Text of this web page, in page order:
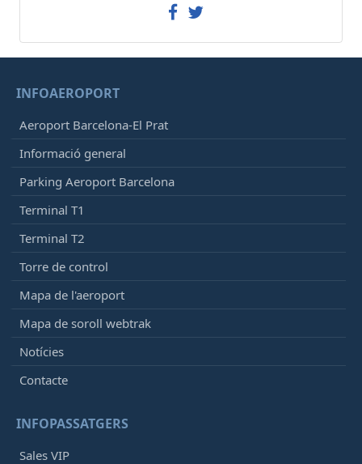
INFOAEROPORT
Aeroport Barcelona-El Prat
Informació general
Parking Aeroport Barcelona
Terminal T1
Terminal T2
Torre de control
Mapa de l'aeroport
Mapa de soroll webtrak
Notícies
Contacte
INFOPASSATGERS
Sales VIP